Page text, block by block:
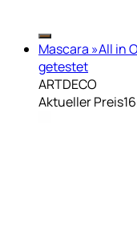
Mascara »All in
getestet
ARTDECO
Aktueller Preis